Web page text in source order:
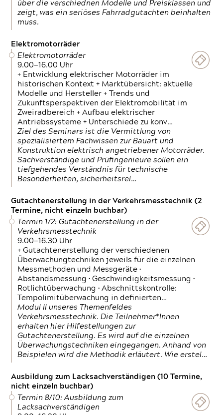
über die verschiednen Modelle und Preisklassen und
zeigt, was ein seriöses Fahrradgutachten beinhalten
muss.
Elektromotorräder
Elektromotorräder
9.00—16.00 Uhr
+ Entwicklung elektrischer Motorräder im
historischen Kontext + Marktübersicht: aktuelle
Modelle und Hersteller + Trends und
Zukunftsperspektiven der Elektromobilität im
Zweiradbereich + Aufbau elektrischer
Antriebssysteme + Unterschiede zu konv…
Ziel des Seminars ist die Vermittlung von
spezialisiertem Fachwissen zur Bauart und
Konstruktion elektrisch angetriebener Motorräder.
Sachverständige und Prüfingenieure sollen ein
tiefgehendes Verständnis für technische
Besonderheiten, sicherheitsrel…
Gutachtenerstellung in der Verkehrsmesstechnik (2
Termine, nicht einzeln buchbar)
Termin 1/2: Gutachtenerstellung in der
Verkehrsmesstechnik
9.00—16.30 Uhr
+ Gutachtenerstellung der verschiedenen
Überwachungtechniken jeweils für die einzelnen
Messmethoden und Messgeräte •
Abstandsmessung • Geschwindigkeitsmessung •
Rotlichtüberwachung • Abschnittskontrolle:
Tempolimitüberwachung in definierten…
Modul II unseres Themenfeldes
Verkehrsmesstechnik. Die Teilnehmer*Innen
erhalten hier Hilfestellungen zur
Gutachtenerstellung. Es wird auf die einzelnen
Überwachungstechniken eingegangen. Anhand von
Beispielen wird die Methodik erläutert. Wie erstel…
Ausbildung zum Lacksachverständigen (10 Termine,
nicht einzeln buchbar)
Termin 8/10: Ausbildung zum
Lacksachverständigen